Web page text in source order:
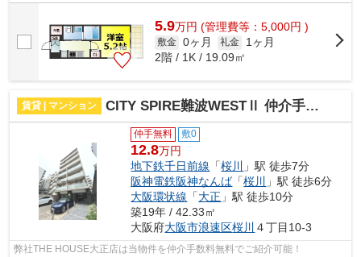
5.9万円 (管理費等：5,000円 )
敷金 0ヶ月 礼金
1ヶ月
2階 / 1K / 19.09㎡
賃貸 | マンション CITY SPIRE難波WESTⅡ 仲介手数料無料
仲手無料 敷0
12.8万円
地下鉄千日前線 「桜川
」駅 徒歩7分
阪神電鉄阪神なんば「桜川
」駅 徒歩6分
大阪環状線 「大正 」駅 徒歩10分
築19年 / 42.33㎡
大阪府大阪市浪速区桜川 ４丁目10-3
弊社THE HOUSE大正店は当物件を仲介手数料無料でご紹介可能！